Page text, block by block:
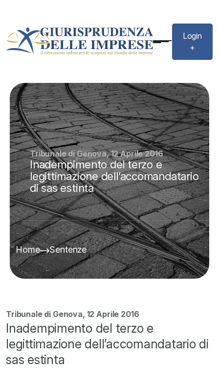
Login
+
Tribunale di Genova, 12 Aprile 2016
Inadempimento del terzo e
legittimazione dell’accomandatario
di sas estinta
Home Sentenze
Tribunale di Genova, 12 Aprile 2016
Inadempimento del terzo e
legittimazione dell’accomandatario di
sas estinta